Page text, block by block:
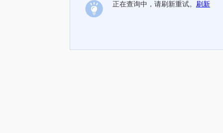
正在查询中，请刷新重试。 刷新